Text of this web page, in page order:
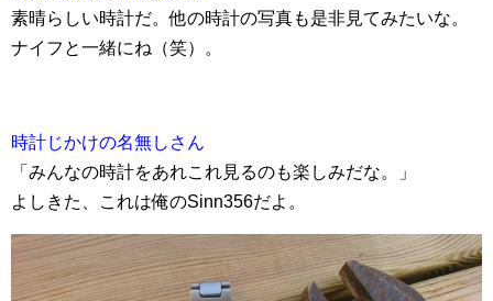
素晴らしい時計だ。他の時計の写真も是非見てみたいな。
ナイフと一緒にね（笑）。
時計じかけの名無しさん
「みんなの時計をあれこれ見るのも楽しみだな。」
よしきた、これは俺のSinn356だよ。